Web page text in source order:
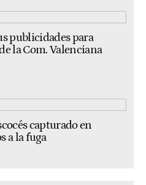
publicidades para
la Com. Valenciana
capturado en
a la fuga